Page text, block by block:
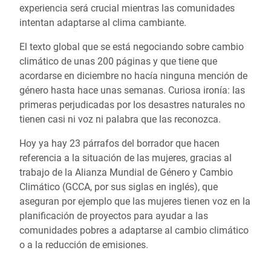
experiencia será crucial mientras las comunidades
intentan adaptarse al clima cambiante.
El texto global que se está negociando sobre cambio
climático de unas 200 páginas y que tiene que
acordarse en diciembre no hacía ninguna mención de
género hasta hace unas semanas. Curiosa ironía: las
primeras perjudicadas por los desastres naturales no
tienen casi ni voz ni palabra que las reconozca.
Hoy ya hay 23 párrafos del borrador que hacen
referencia a la situación de las mujeres, gracias al
trabajo de la Alianza Mundial de Género y Cambio
Climático (GCCA, por sus siglas en inglés), que
aseguran por ejemplo que las mujeres tienen voz en la
planificación de proyectos para ayudar a las
comunidades pobres a adaptarse al cambio climático
o a la reducción de emisiones.